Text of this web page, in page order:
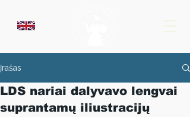
Įrašas
LDS nariai dalyvavo lengvai
suprantamų iliustracijų